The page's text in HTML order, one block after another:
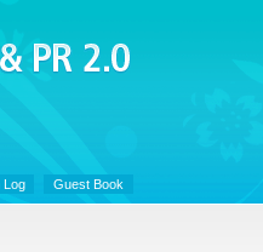
&
Log Guest Book